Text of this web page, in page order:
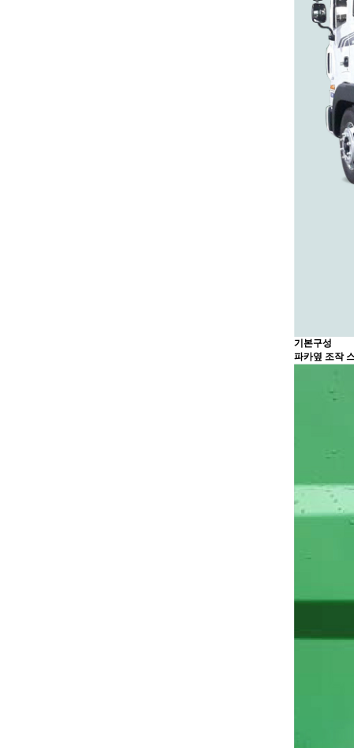
기본구성
파카옆 조작